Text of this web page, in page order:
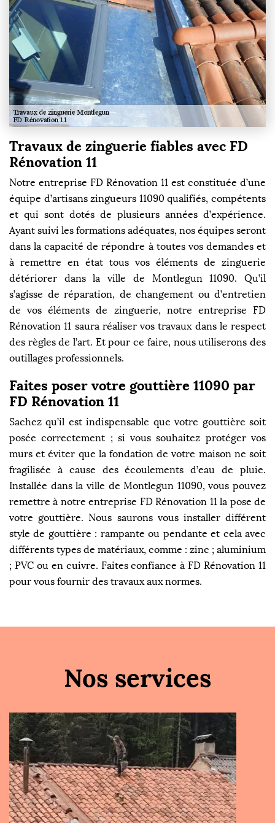
Travaux de zinguerie fiables avec FD
Rénovation 11
Notre entreprise FD Rénovation 11 est constituée d’une
équipe d’artisans zingueurs 11090 qualifiés, compétents
et qui sont dotés de plusieurs années d’expérience.
Ayant suivi les formations adéquates, nos équipes seront
dans la capacité de répondre à toutes vos demandes et
à remettre en état tous vos éléments de zinguerie
détériorer dans la ville de Montlegun 11090. Qu’il
s’agisse de réparation, de changement ou d’entretien
de vos éléments de zinguerie, notre entreprise FD
Rénovation 11 saura réaliser vos travaux dans le respect
des règles de l’art. Et pour ce faire, nous utiliserons des
outillages professionnels.
Faites poser votre gouttière 11090 par
FD Rénovation 11
Sachez qu’il est indispensable que votre gouttière soit
posée correctement ; si vous souhaitez protéger vos
murs et éviter que la fondation de votre maison ne soit
fragilisée à cause des écoulements d’eau de pluie.
Installée dans la ville de Montlegun 11090, vous pouvez
remettre à notre entreprise FD Rénovation 11 la pose de
votre gouttière. Nous saurons vous installer différent
style de gouttière : rampante ou pendante et cela avec
différents types de matériaux, comme : zinc ; aluminium
; PVC ou en cuivre. Faites confiance à FD Rénovation 11
pour vous fournir des travaux aux normes.
Nos services